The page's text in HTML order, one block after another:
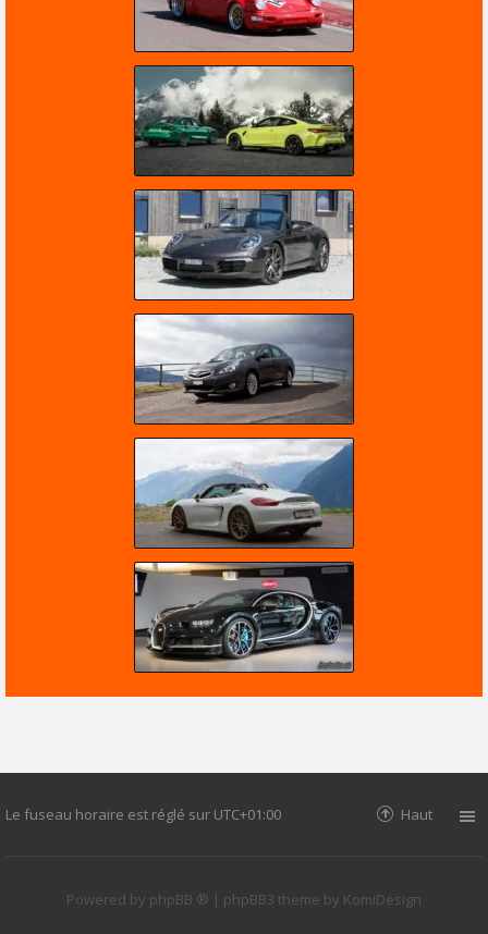
Le fuseau horaire est réglé sur UTC+01:00 Haut
Powered by phpBB ® | phpBB3 theme by KomiDesign